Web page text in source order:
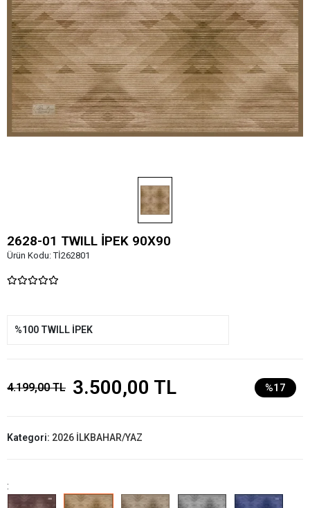
2628-01 TWILL İPEK 90X90
Ürün Kodu:Tİ262801
%100 TWILL İPEK
4.199,00 TL 3.500,00 TL %17
Kategori: 2026 İLKBAHAR/YAZ
: